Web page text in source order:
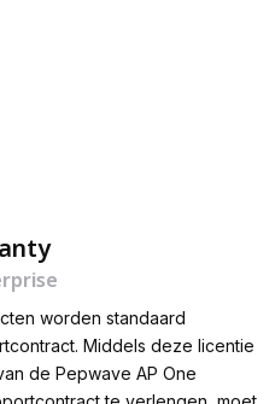
worden standaard
Middels deze licentie
de Pepwave AP One